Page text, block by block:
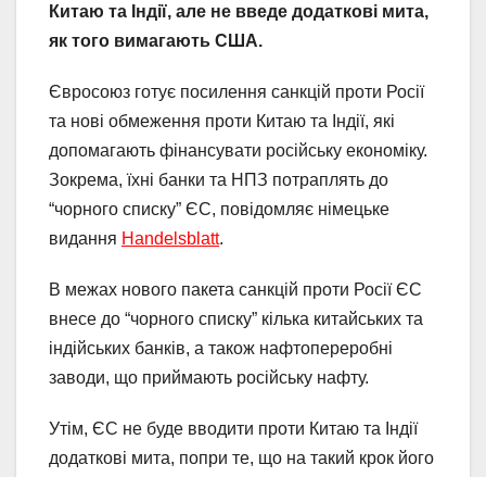
Китаю та Індії, але не введе додаткові мита,
як того вимагають США.
Євросоюз готує посилення санкцій проти Росії
та нові обмеження проти Китаю та Індії, які
допомагають фінансувати російську економіку.
Зокрема, їхні банки та НПЗ потраплять до
“чорного списку” ЄС, повідомляє німецьке
видання Handelsblatt.
В межах нового пакета санкцій проти Росії ЄС
внесе до “чорного списку” кілька китайських та
індійських банків, а також нафтопереробні
заводи, що приймають російську нафту.
Утім, ЄС не буде вводити проти Китаю та Індії
додаткові мита, попри те, що на такий крок його